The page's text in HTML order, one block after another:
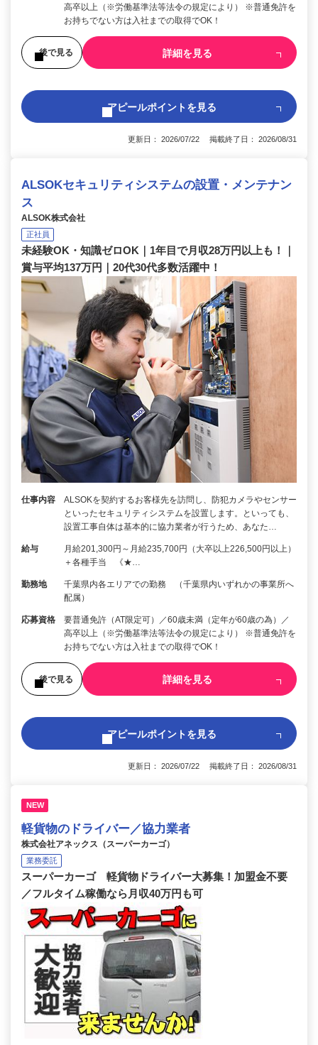
高卒以上（※労働基準法等法令の規定により） ※普通免許を
お持ちでない方は入社までの取得でOK！
後で見る 詳細を見る
アピールポイントを見る
更新日： 2026/07/22 掲載終了日： 2026/08/31
ALSOKセキュリティシステムの設置・メンテナン
ス
ALSOK株式会社
正社員
未経験OK・知識ゼロOK｜1年目で月収28万円以上も！｜
賞与平均137万円｜20代30代多数活躍中！
仕事内容
ALSOKを契約するお客様先を訪問し、防犯カメラやセンサー
といったセキュリティシステムを設置します。といっても、
設置工事自体は基本的に協力業者が行うため、あなた…
給与
月給201,300円～月給235,700円（大卒以上226,500円以上）
＋各種手当 《★…
勤務地
千葉県内各エリアでの勤務 （千葉県内いずれかの事業所へ
配属）
応募資格
要普通免許（AT限定可）／60歳未満（定年が60歳の為）／
高卒以上（※労働基準法等法令の規定により） ※普通免許を
お持ちでない方は入社までの取得でOK！
後で見る 詳細を見る
アピールポイントを見る
更新日： 2026/07/22 掲載終了日： 2026/08/31
NEW
軽貨物のドライバー／協力業者
株式会社アネックス（スーパーカーゴ）
業務委託
スーパーカーゴ 軽貨物ドライバー大募集！加盟金不要
／フルタイム稼働なら月収40万円も可